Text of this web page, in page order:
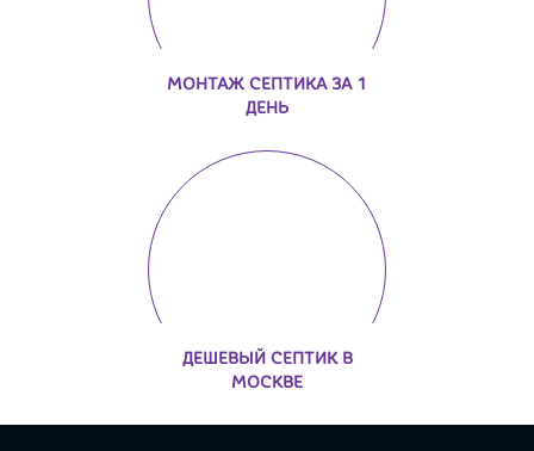
МОНТАЖ СЕПТИКА ЗА 1
ДЕНЬ
ДЕШЕВЫЙ СЕПТИК В
МОСКВЕ